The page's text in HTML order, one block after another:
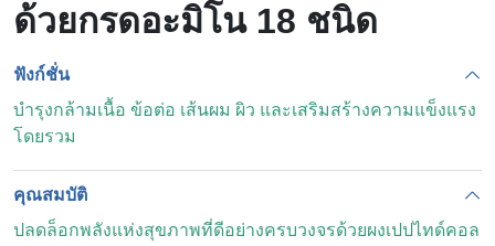
ด้วยกรดอะมิโน 18 ชนิด
ฟังก์ชั่น
บำรุงกล้ามเนื้อ ข้อต่อ เส้นผม ผิว และเสริมสร้างความแข็งแรง
โดยรวม
คุณสมบัติ
ปลดล็อกพลังแห่งสุขภาพที่ดีอย่างครบวงจรด้วยผงเปปไทด์คอล